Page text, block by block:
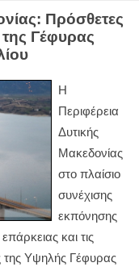
Πρόσθετες
της Γέφυρας
Η
Περιφέρεια
Δυτικής
Μακεδονίας
στο πλαίσιο
συνέχισης
εκπόνησης
και τις
της Υψηλής Γέφυρας